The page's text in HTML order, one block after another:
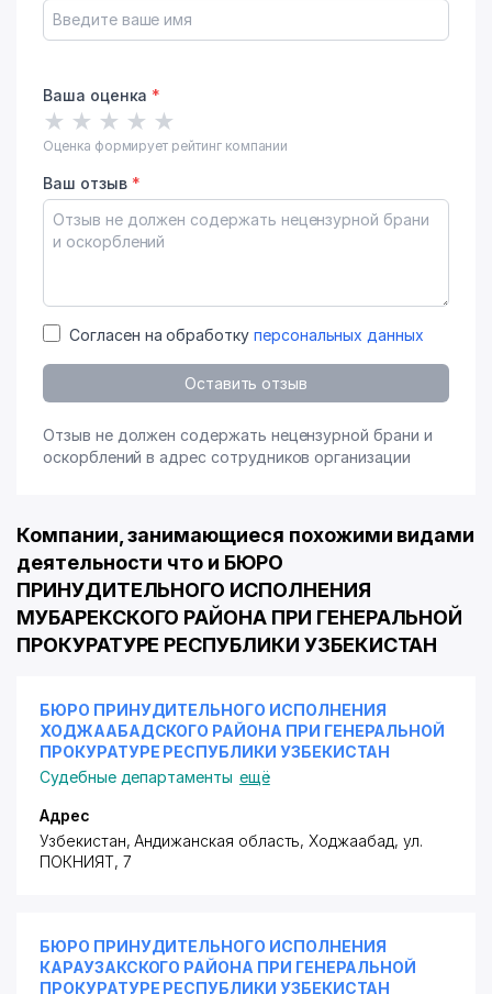
Ваша оценка *
★ ★ ★ ★ ★
Оценка формирует рейтинг компании
Ваш отзыв *
Согласен на обработку персональных данных
Оставить отзыв
Отзыв не должен содержать нецензурной брани и
оскорблений в адрес сотрудников организации
Компании, занимающиеся похожими видами
деятельности что и БЮРО
ПРИНУДИТЕЛЬНОГО ИСПОЛНЕНИЯ
МУБАРЕКСКОГО РАЙОНА ПРИ ГЕНЕРАЛЬНОЙ
ПРОКУРАТУРЕ РЕСПУБЛИКИ УЗБЕКИСТАН
БЮРО ПРИНУДИТЕЛЬНОГО ИСПОЛНЕНИЯ
ХОДЖААБАДСКОГО РАЙОНА ПРИ ГЕНЕРАЛЬНОЙ
ПРОКУРАТУРЕ РЕСПУБЛИКИ УЗБЕКИСТАН
Судебные департаменты ещё
Адрес
Узбекистан, Андижанская область, Ходжаабад, ул.
ПОКНИЯТ, 7
БЮРО ПРИНУДИТЕЛЬНОГО ИСПОЛНЕНИЯ
КАРАУЗАКСКОГО РАЙОНА ПРИ ГЕНЕРАЛЬНОЙ
ПРОКУРАТУРЕ РЕСПУБЛИКИ УЗБЕКИСТАН